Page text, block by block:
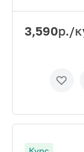
3,590р./